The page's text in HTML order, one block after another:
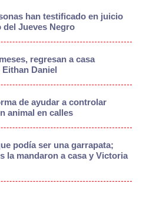
han testificado en juicio
Jueves Negro
regresan a casa
Daniel
de ayudar a controlar
animal en calles
podía ser una garrapata;
la mandaron a casa y Victoria